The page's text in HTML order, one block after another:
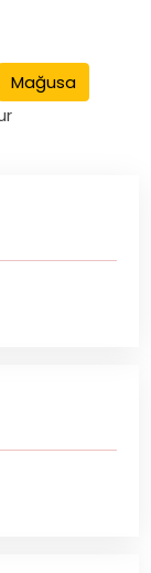
Mağusa